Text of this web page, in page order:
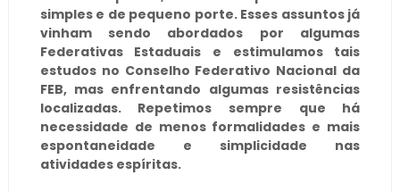
simples e de pequeno porte. Esses assuntos já
vinham sendo abordados por algumas
Federativas Estaduais e estimulamos tais
estudos no Conselho Federativo Nacional da
FEB, mas enfrentando algumas resistências
localizadas. Repetimos sempre que há
necessidade de menos formalidades e mais
espontaneidade e simplicidade nas
atividades espíritas.